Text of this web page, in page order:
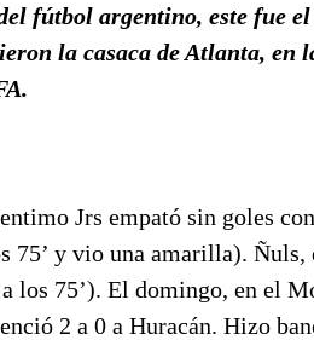
fútbol argentino, este fue el
la casaca de Atlanta, en
Jrs empató sin goles
75’ y vio una amarilla). Ñuls,
los 75’). El domingo, en el
2 a 0 a Huracán. Hizo